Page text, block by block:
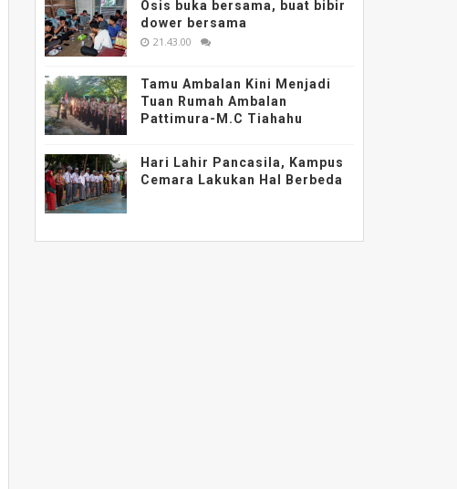
Osis buka bersama, buat bibir
dower bersama
21.43.00
Tamu Ambalan Kini Menjadi
Tuan Rumah Ambalan
Pattimura-M.C Tiahahu
Hari Lahir Pancasila, Kampus
Cemara Lakukan Hal Berbeda